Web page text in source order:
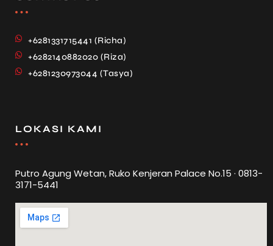
+6281331715441 (Richa)
+6282140882020 (Riza)
+6281230973044 (Tasya)
LOKASI KAMI
Putro Agung Wetan, Ruko Kenjeran Palace No.15 · 0813-
3171-5441